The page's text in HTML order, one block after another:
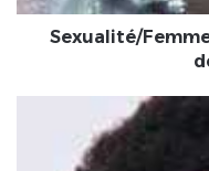
Sexualité/